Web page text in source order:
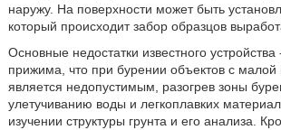
наружу. На поверхности может быть
который происходит забор образцов
Основные недостатки известного
прижима, что при бурении объектов с малой
является недопустимым, разогрев зоны
улетучиванию воды и легкоплавких
изучении структуры грунта и его анализа.